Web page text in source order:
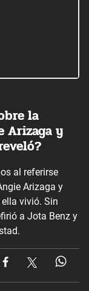
la
Arizaga y
al referirse
Arizaga y
vivió. Sin
a Jota Benz y